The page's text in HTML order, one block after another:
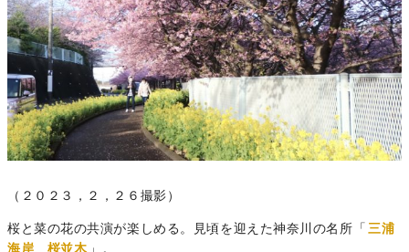
（２０２３，２，２６撮影）
桜と菜の花の共演が楽しめる。見頃を迎えた神奈川の名所「 三浦
海岸 桜並木 」。